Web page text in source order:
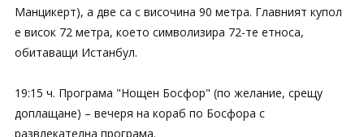
Манцикерт), а две са с височина 90 метра. Главният купол
е висок 72 метра, което символизира 72-те етноса,
обитаващи Истанбул.
19:15 ч. Програма "Нощен Босфор" (по желание, срещу
доплащане) – вечеря на кораб по Босфора с
развлекателна програма.